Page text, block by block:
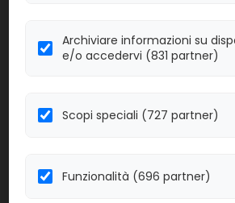
Confezione:
20 ps
Linea:
BAT
20 ps
BAT
Archiviare informazioni su
e/o accedervi (831 partner)
Scopi speciali (727 partner)
Funzionalità (696 partner)